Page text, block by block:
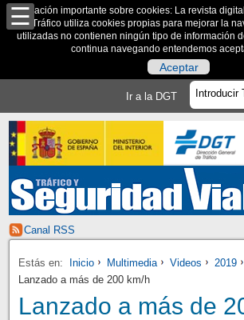
Información importante sobre cookies: La revista
de Tráfico utiliza cookies propias para mejorar la
utilizadas no contienen ningún tipo de información
continua navegando entendemos
Aceptar
Ir a la DGT
Canal RSS
Estás en: Inicio Multimedia Videos
2019
Lanzado a más de 200 km/h
Lanzado a más de